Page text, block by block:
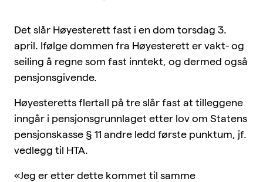
Det slår Høyesterett fast i en dom torsdag 3.
april. Ifølge dommen fra Høyesterett er vakt- og
seiling å regne som fast inntekt, og dermed også
pensjonsgivende.
Høyesteretts flertall på tre slår fast at tilleggene
inngår i pensjonsgrunnlaget etter lov om Statens
pensjonskasse § 11 andre ledd første punktum, jf.
vedlegg til HTA.
«Jeg er etter dette kommet til samme